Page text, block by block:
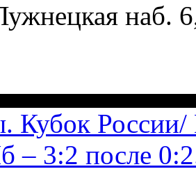
наб.
Кубок России/
– 3:2 после